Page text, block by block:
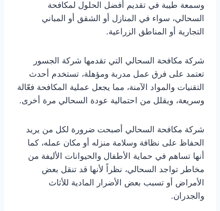
وسمعة طيبة في تقديم أفضل الحلول لمكافحة
السحالي، سواء في المنازل أو الشقق أو المباني
التجارية أو المناطق الزراعية.
شركة مكافحة السحالي التي تقدمها شركة الجسور
تعتمد على فرق عمل مدربة ومؤهلة، تستخدم أحدث
التقنيات والمواد الآمنة، مما يجعل عملية المكافحة فعّالة
وسريعة، ويقلل من احتمالية عودة السحالي مرة أخرى.
شركة مكافحة السحالي أصبحت ضرورة لكل من يريد
الحفاظ على نظافة وسلامة منزله أو مكان عمله، كما
أنها تساهم في حماية الأطفال والحيوانات الأليفة من
مخاطر تواجد السحالي، نظراً لأنها قد تنقل بعض
الأمراض أو تسبب بعض الأضرار المادية للأثاث
والجدران.